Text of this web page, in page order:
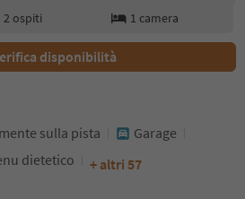
2 ospiti 1 camera
disponibilità
sulla pista
Garage
dietetico + altri 57